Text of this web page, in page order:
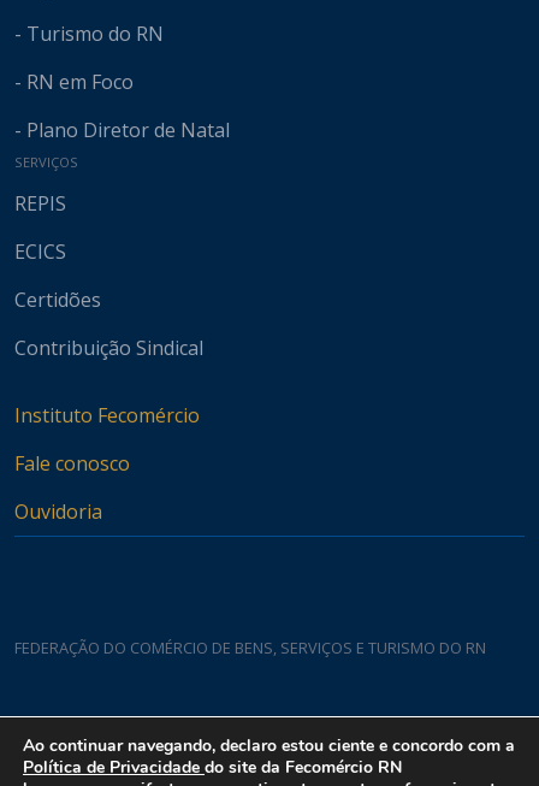
- Turismo do RN
- RN em Foco
- Plano Diretor de Natal
SERVIÇOS
REPIS
ECICS
Certidões
Contribuição Sindical
Instituto Fecomércio
Fale conosco
Ouvidoria
FEDERAÇÃO DO COMÉRCIO DE BENS, SERVIÇOS E TURISMO DO RN
Rua Padre João Damasceno, 1935 - Lagoa Nova CEP 59075-760
Ao continuar navegando, declaro estou ciente e concordo com a
Política de Privacidade do site da Fecomércio RN